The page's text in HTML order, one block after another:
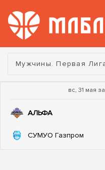
Турнир:
Мужчины. Первая
вс, 31 мая
АЛЬФА
СУМУО Газпром